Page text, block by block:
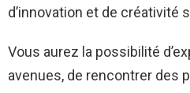
d’innovation et de créativité
Vous aurez la possibilité
avenues, de rencontrer des